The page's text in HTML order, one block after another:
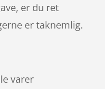
er du ret
er taknemlig.
varer